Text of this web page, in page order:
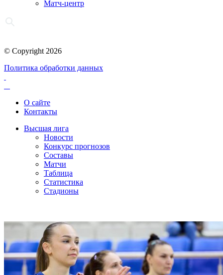
Матч-центр
© Copyright 2026
Политика обработки данных
О сайте
Контакты
Высшая лига
Новости
Конкурс прогнозов
Составы
Матчи
Таблица
Статистика
Стадионы